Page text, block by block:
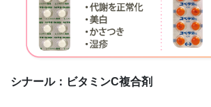
シナール：ビタミンC複合剤